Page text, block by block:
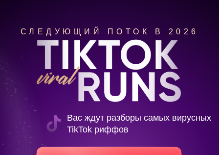
Вас ждут разборы самых вирусных
TikTok риффов
СЛЕДУЮЩИЙ ПОТОК В 2026